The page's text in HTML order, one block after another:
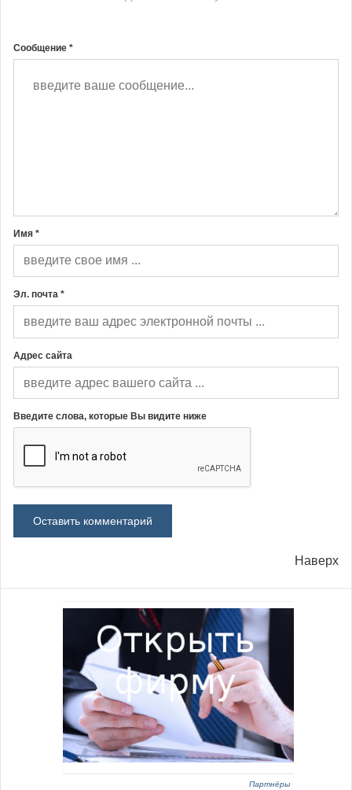
Сообщение *
Имя *
Эл. почта *
Адрес сайта
Введите слова, которые Вы видите ниже
Наверх
Партнёры